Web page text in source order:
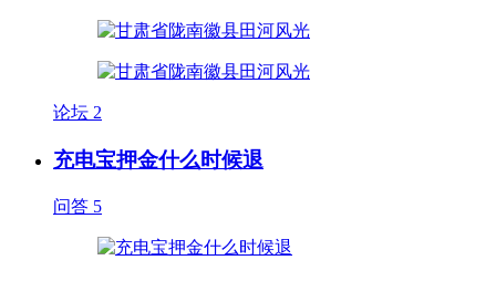
论坛 2
充电宝押金什么时候退
问答 5